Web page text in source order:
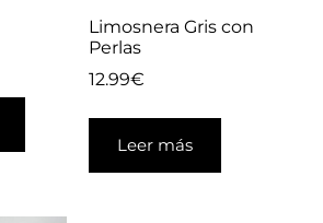
Limosnera Gris con
Perlas
12.99€
Leer más